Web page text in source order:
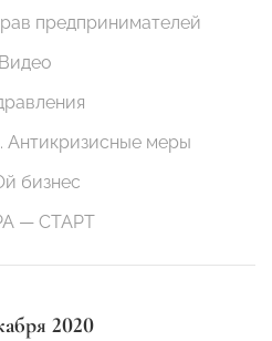
предпринимателей
Видео
меры
бизнес
— СТАРТ
2020